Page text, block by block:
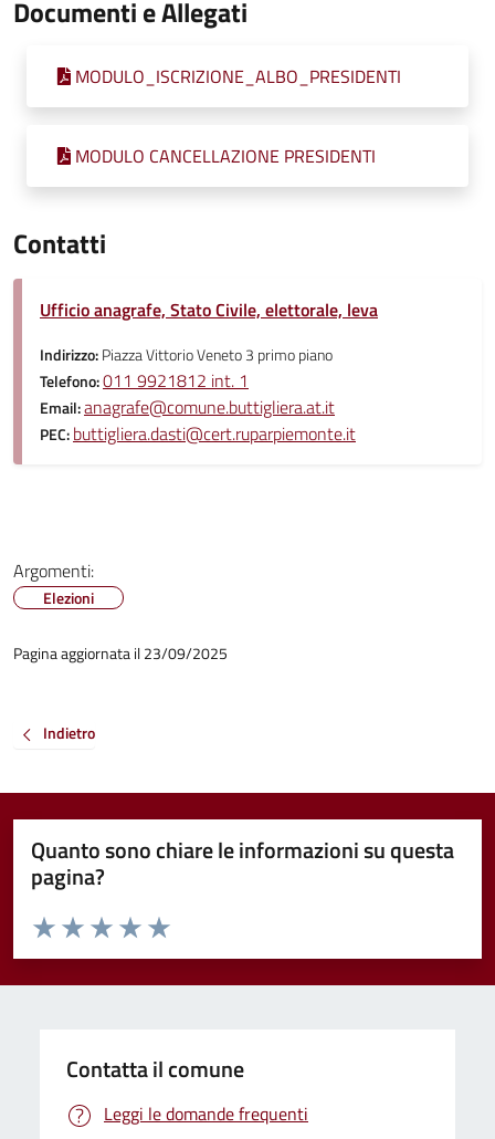
Documenti e Allegati
MODULO_ISCRIZIONE_ALBO_PRESIDENTI
MODULO CANCELLAZIONE PRESIDENTI
Contatti
Ufficio anagrafe, Stato Civile, elettorale, leva
Indirizzo:Piazza Vittorio Veneto 3 primo piano
Telefono:011 9921812 int. 1
Email:anagrafe@comune.buttigliera.at.it
PEC:buttigliera.dasti@cert.ruparpiemonte.it
Argomenti:
Elezioni
Pagina aggiornata il 23/09/2025
Indietro
Quanto sono chiare le informazioni su questa
pagina?
Valuta da 1 a 5 stelle la pagina
Valuta 5 stelle su 5
Valuta 4 stelle su 5
Valuta 3 stelle su 5
Valuta 2 stelle su 5
Valuta 1 stelle su 5
Contatta il comune
Leggi le domande frequenti